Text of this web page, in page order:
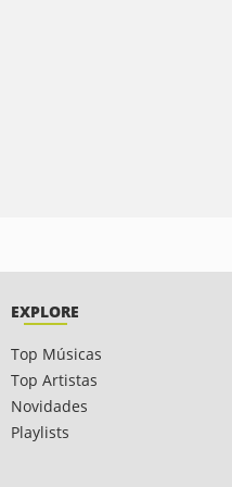
EXPLORE
Top Músicas
Top Artistas
Novidades
Playlists